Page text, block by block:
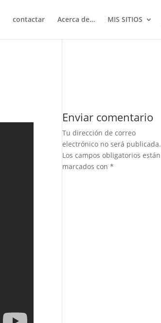
contactar Acerca de… MIS SITIOS
Enviar comentario
Tu dirección de correo
electrónico no será publicada.
Los campos obligatorios están
marcados con*